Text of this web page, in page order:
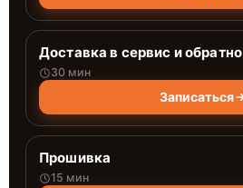
Доставка в сервис и обратно
30 мин
Записаться
Прошивка
15 мин